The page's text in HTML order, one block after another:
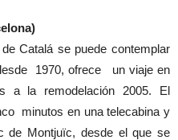
Catalá se puede contemplar
1970, ofrece un viaje en
a la remodelación 2005. El
minutos en una telecabina y
de Montjuïc, desde el que se